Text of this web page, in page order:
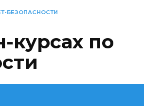
БЕЗОПАСНОСТИ
курсах по